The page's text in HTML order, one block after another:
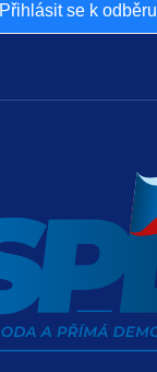
Přihlásit se k odběru